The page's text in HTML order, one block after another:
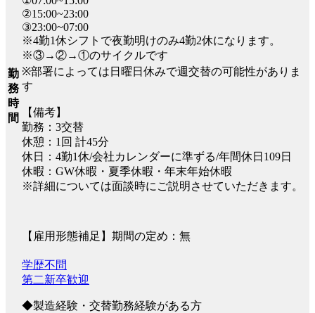
勤
務
時
間
②15:00~23:00
③23:00~07:00
※4勤1休シフトで夜勤明けのみ4勤2休になります。
※③→②→①のサイクルです
※部署によっては日曜日休みで週交替の可能性がありま
す
【備考】
勤務：3交替
休憩：1回 計45分
休日：4勤1休/会社カレンダーに準ずる/年間休日109日
休暇：GW休暇・夏季休暇・年末年始休暇
※詳細については面談時にご説明させていただきます。
【雇用形態補足】期間の定め：無
学歴不問
第二新卒歓迎
◆製造経験・交替勤務経験がある方